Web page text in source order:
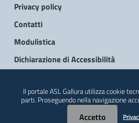
Privacy policy
Contatti
Modulistica
Dichiarazione di Accessibilità
Il portale ASL Gallura utilizza cookie
parti. Proseguendo nella navigazione
Accetto